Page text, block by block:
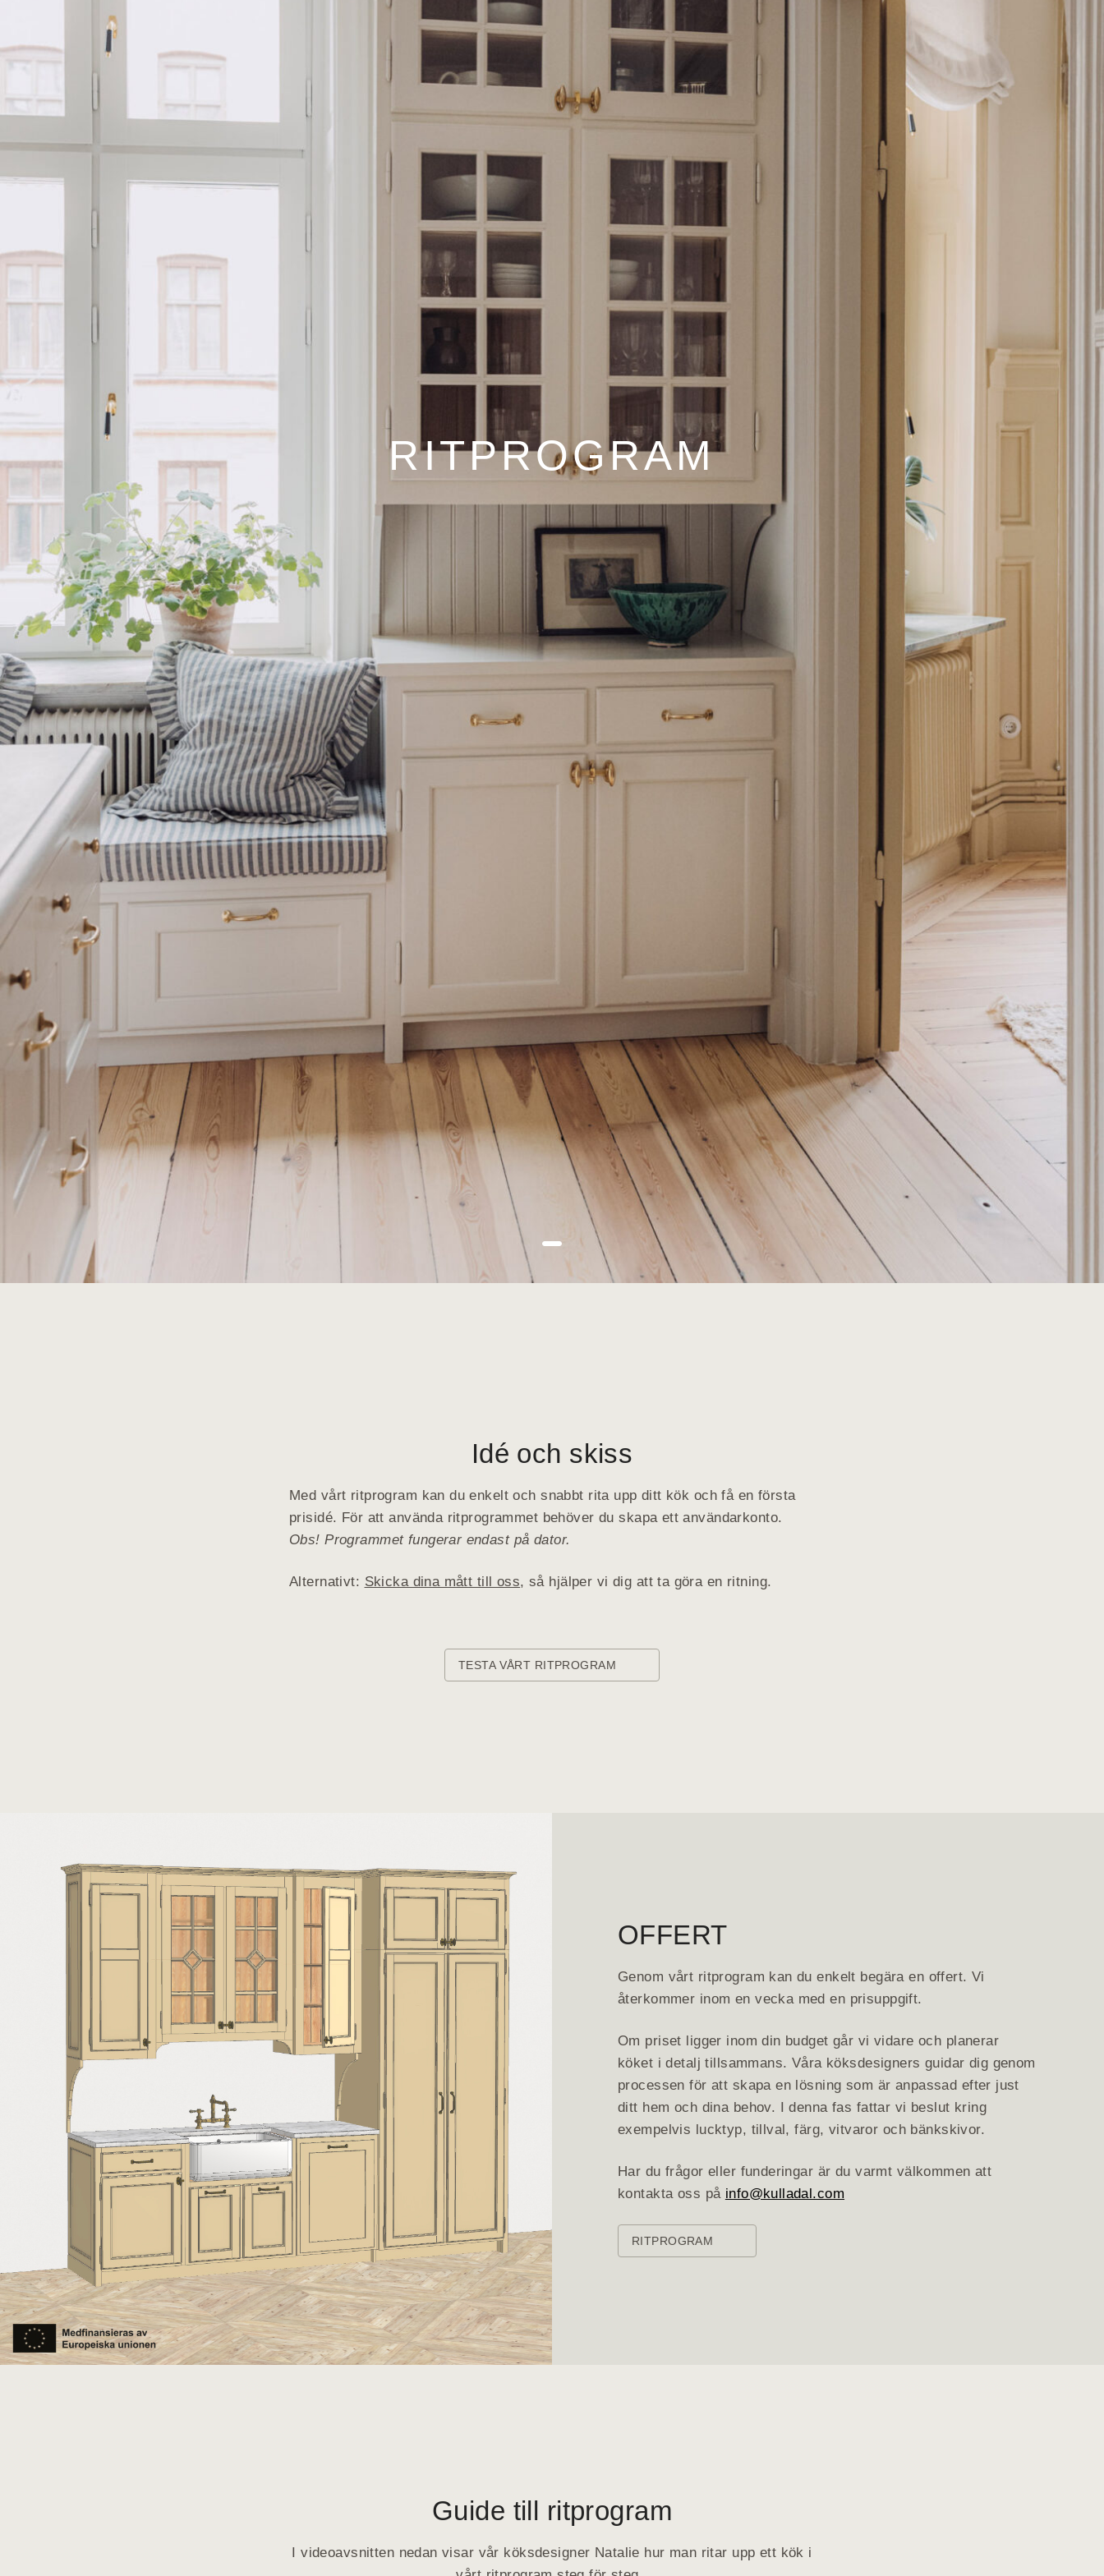
RITPROGRAM
Idé och skiss
Med vårt ritprogram kan du enkelt och snabbt rita upp ditt kök och få en första
prisidé. För att använda ritprogrammet behöver du skapa ett användarkonto.
Obs! Programmet fungerar endast på dator.
Alternativt: Skicka dina mått till oss, så hjälper vi dig att ta göra en ritning.
TESTA VÅRT RITPROGRAM
OFFERT
Genom vårt ritprogram kan du enkelt begära en offert. Vi
återkommer inom en vecka med en prisuppgift.
Om priset ligger inom din budget går vi vidare och planerar
köket i detalj tillsammans. Våra köksdesigners guidar dig genom
processen för att skapa en lösning som är anpassad efter just
ditt hem och dina behov. I denna fas fattar vi beslut kring
exempelvis lucktyp, tillval, färg, vitvaror och bänkskivor.
Har du frågor eller funderingar är du varmt välkommen att
kontakta oss på info@kulladal.com
RITPROGRAM
Guide till ritprogram
I videoavsnitten nedan visar vår köksdesigner Natalie hur man ritar upp ett kök i